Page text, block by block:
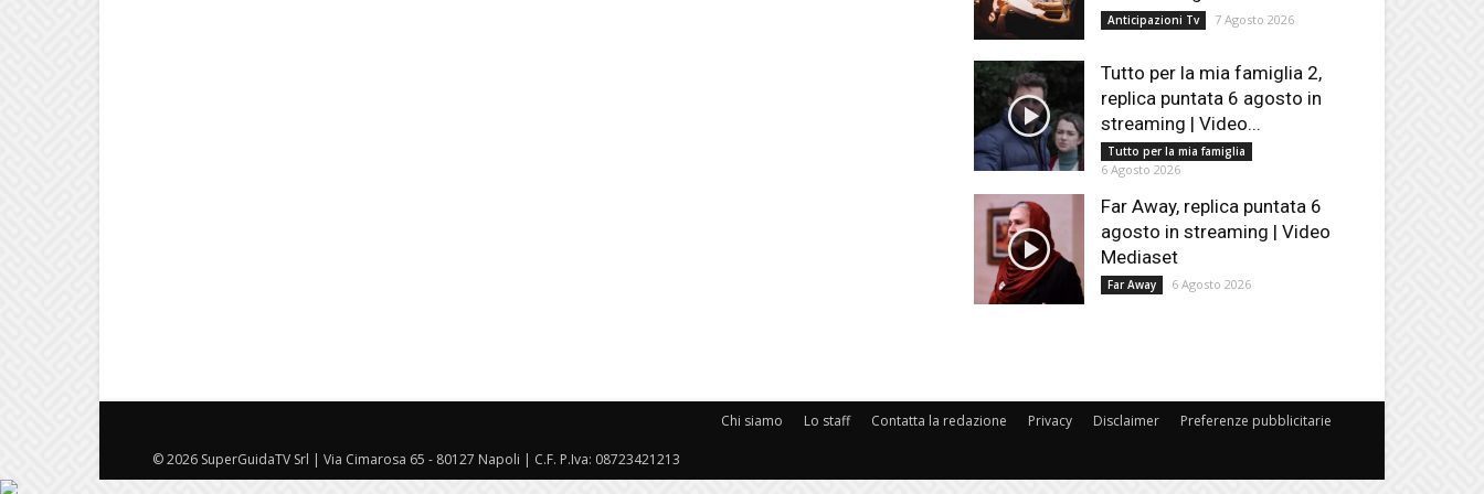
Anticipazioni Tv 7 Agosto 2026
Tutto per la mia famiglia 2,
replica puntata 6 agosto in
streaming | Video...
Tutto per la mia famiglia
6 Agosto 2026
Far Away, replica puntata 6
agosto in streaming | Video
Mediaset
Far Away 6 Agosto 2026
Chi siamo Lo staff Contatta la redazione Privacy Disclaimer Preferenze pubblicitarie
© 2026 SuperGuidaTV Srl | Via Cimarosa 65 - 80127 Napoli | C.F. P.Iva: 08723421213